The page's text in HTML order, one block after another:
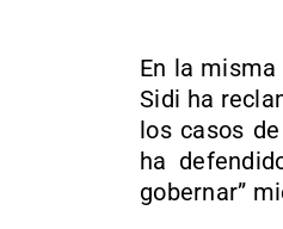
En la
Sidi ha
los casos
ha
gobernar”